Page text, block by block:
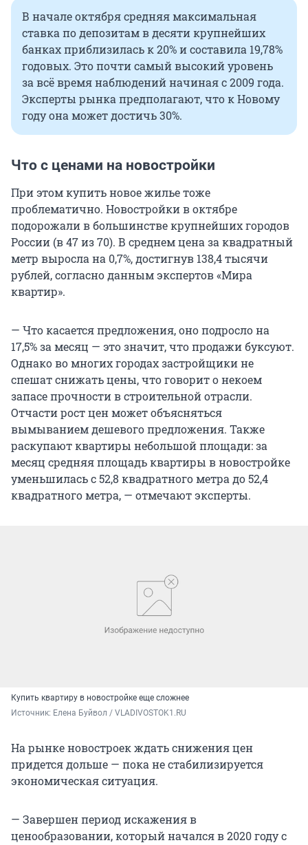
В начале октября средняя максимальная
ставка по депозитам в десяти крупнейших
банках приблизилась к 20% и составила 19,78%
годовых. Это почти самый высокий уровень
за всё время наблюдений начиная с 2009 года.
Эксперты рынка предполагают, что к Новому
году она может достичь 30%.
Что с ценами на новостройки
При этом купить новое жилье тоже
проблематично. Новостройки в октябре
подорожали в большинстве крупнейших городов
России (в 47 из 70). В среднем цена за квадратный
метр выросла на 0,7%, достигнув 138,4 тысячи
рублей, согласно данным экспертов «Мира
квартир».
— Что касается предложения, оно подросло на
17,5% за месяц — это значит, что продажи буксуют.
Однако во многих городах застройщики не
спешат снижать цены, что говорит о некоем
запасе прочности в строительной отрасли.
Отчасти рост цен может объясняться
вымыванием дешевого предложения. Также
раскупают квартиры небольшой площади: за
месяц средняя площадь квартиры в новостройке
уменьшилась с 52,8 квадратного метра до 52,4
квадратного метра, — отмечают эксперты.
Купить квартиру в новостройке еще сложнее
Источник: Елена Буйвол / VLADIVOSTOK1.RU
На рынке новостроек ждать снижения цен
придется дольше — пока не стабилизируется
экономическая ситуация.
— Завершен период искажения в
ценообразовании, который начался в 2020 году с